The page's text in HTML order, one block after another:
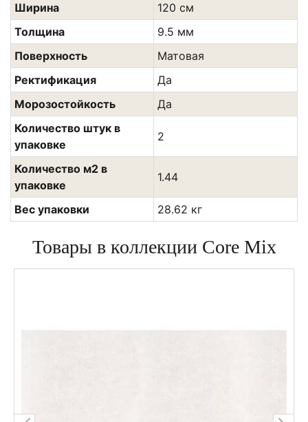
Ширина
120 см
Толщина
9.5 мм
Поверхность
Матовая
Ректификация
Да
Морозостойкость
Да
Количество штук в
упаковке
2
Количество м2 в
упаковке
1.44
Вес упаковки 28.62 кг
Товары в коллекции Core Mix